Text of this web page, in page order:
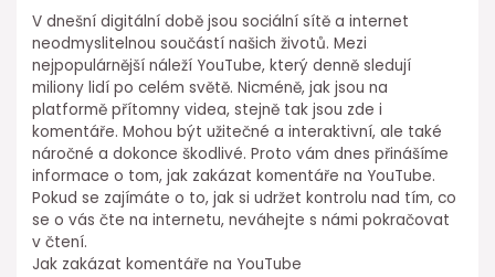
V dnešní digitální době jsou sociální sítě a internet
neodmyslitelnou součástí našich životů. Mezi
nejpopulárnější náleží YouTube, který denně sledují
miliony lidí po celém světě. Nicméně, jak jsou na
platformě přítomny videa, stejně tak jsou zde i
komentáře. Mohou být užitečné a interaktivní, ale také
náročné a dokonce škodlivé. Proto vám dnes přinášíme
informace o tom, jak zakázat komentáře na YouTube.
Pokud se zajímáte o to, jak si udržet kontrolu nad tím, co
se o vás čte na internetu, neváhejte s námi pokračovat
v čtení.
Jak zakázat komentáře na YouTube